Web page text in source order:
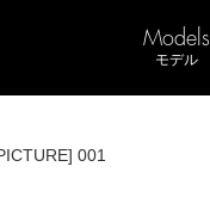
Models
モデル
001